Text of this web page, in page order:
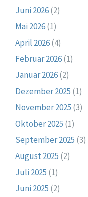
Juni 2026(2)
Mai 2026(1)
April 2026(4)
Februar 2026(1)
Januar 2026(2)
Dezember 2025 (1)
November 2025 (3)
Oktober 2025 (1)
September 2025 (3)
August 2025 (2)
Juli 2025 (1)
Juni 2025 (2)